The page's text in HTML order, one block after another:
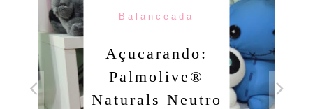
Balanceada
Açucarando:
Palmolive®
Naturals Neutro